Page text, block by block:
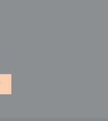
((öppnas i ett nytt
((öppnas i ett nytt